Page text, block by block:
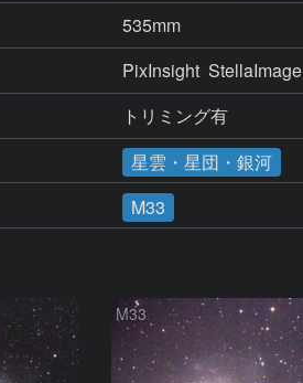
535mm
PixInsight  StellaImage
トリミング有
星雲・星団・銀河
M33
M33